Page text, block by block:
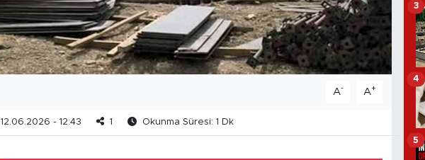
A- A+
12.06.2026 - 12:43 1 Okunma Süresi: 1 Dk
3
4
5